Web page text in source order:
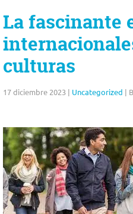
La fascinante
culturas
17 diciembre 2023 | Uncategorized |